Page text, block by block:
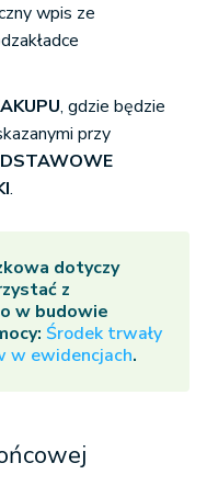
wpis ze
, gdzie będzie
przy
.
dotyczy
z
w budowie
Środek trwały
w ewidencjach.